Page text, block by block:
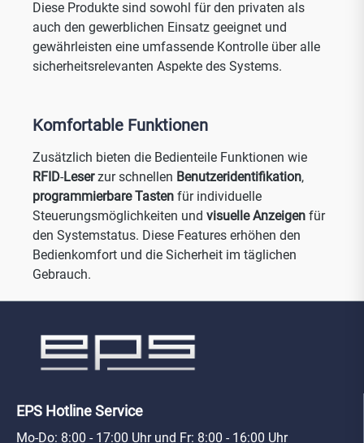
Diese Produkte sind sowohl für den privaten als
auch den gewerblichen Einsatz geeignet und
gewährleisten eine umfassende Kontrolle über alle
sicherheitsrelevanten Aspekte des Systems.
Komfortable Funktionen
Zusätzlich bieten die Bedienteile Funktionen wie
RFID-Leserzur schnellen Benutzeridentifikation,
programmierbare Tasten für individuelle
Steuerungsmöglichkeiten und visuelle Anzeigen für
den Systemstatus. Diese Features erhöhen den
Bedienkomfort und die Sicherheit im täglichen
Gebrauch.
EPS Hotline Service
Mo-Do: 8:00 - 17:00 Uhr und Fr: 8:00 - 16:00 Uhr